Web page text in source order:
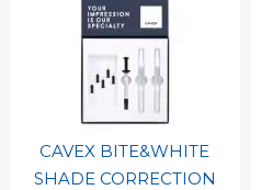
CAVEX BITE&WHITE
SHADE CORRECTION